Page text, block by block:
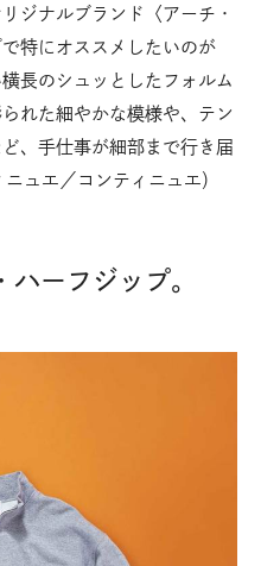
ジナルブランド〈アーチ・
特にオススメしたいのが
長のシュッとしたフォルム
れた細やかな模様や、テン
、手仕事が細部まで行き届
ュエ／コンティニュエ）
ーフジップ。